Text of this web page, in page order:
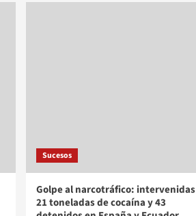
Sucesos
Golpe al narcotráfico: intervenidas
21 toneladas de cocaína y 43